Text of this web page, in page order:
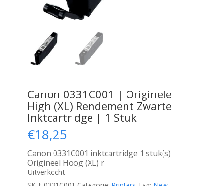
Canon 0331C001 | Originele
High (XL) Rendement Zwarte
Inktcartridge | 1 Stuk
€18,25
Canon 0331C001 inktcartridge 1 stuk(s)
Origineel Hoog (XL) r
Uitverkocht